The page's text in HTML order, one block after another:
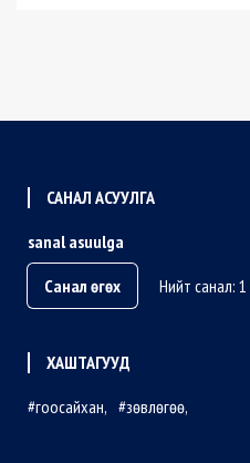
САНАЛ АСУУЛГА
sanal asuulga
Санал өгөх
Нийт санал: 1
ХАШТАГУУД
гоосайхан
зөвлөгөө